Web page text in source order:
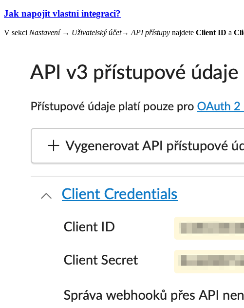
Jak napojit vlastní integraci?
V sekci Nastavení → Uživatelský účet→ API přístupy najdete Client ID a